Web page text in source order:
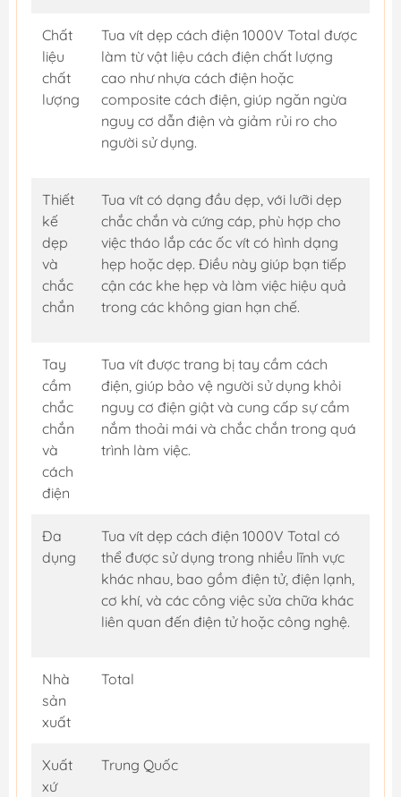
Chất
liệu
chất
lượng
Tua vít dẹp cách điện 1000V Total được
làm từ vật liệu cách điện chất lượng
cao như nhựa cách điện hoặc
composite cách điện, giúp ngăn ngừa
nguy cơ dẫn điện và giảm rủi ro cho
người sử dụng.
Thiết
kế
dẹp
và
chắc
chắn
Tua vít có dạng đầu dẹp, với lưỡi dẹp
chắc chắn và cứng cáp, phù hợp cho
việc tháo lắp các ốc vít có hình dạng
hẹp hoặc dẹp. Điều này giúp bạn tiếp
cận các khe hẹp và làm việc hiệu quả
trong các không gian hạn chế.
Tay
cầm
chắc
chắn
và
cách
điện
Tua vít được trang bị tay cầm cách
điện, giúp bảo vệ người sử dụng khỏi
nguy cơ điện giật và cung cấp sự cầm
nắm thoải mái và chắc chắn trong quá
trình làm việc.
Đa
dụng
Tua vít dẹp cách điện 1000V Total có
thể được sử dụng trong nhiều lĩnh vực
khác nhau, bao gồm điện tử, điện lạnh,
cơ khí, và các công việc sửa chữa khác
liên quan đến điện tử hoặc công nghệ.
Nhà
sản
xuất
Total
Xuất
xứ
Trung Quốc